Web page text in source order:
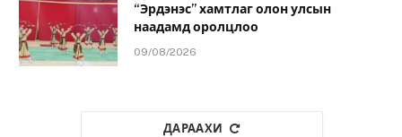
“Эрдэнэс” хамтлаг олон улсын
наадамд оролцлоо
09/08/2026
ДАРААХИ